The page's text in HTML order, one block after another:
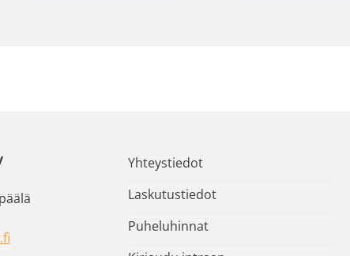
Yhteystiedot
Laskutustiedot
Puheluhinnat